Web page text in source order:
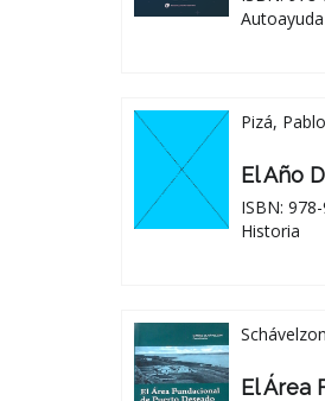
Autoayuda
Pizá, Pablo
El Año
ISBN:
Historia
El Área